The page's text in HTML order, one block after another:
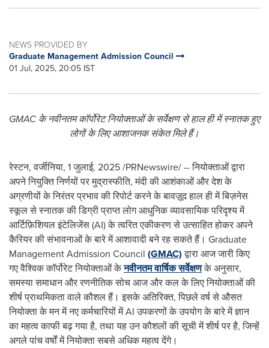
NEWS PROVIDED BY
Graduate Management Admission Council
01 Jul, 2025, 20:05 IST
GMAC के नवीनतम कॉर्पोरेट नियोक्ताओं के सर्वेक्षण से हाल ही में स्नातक हुए
लोगों के लिए आशाजनक संकेत मिले हैं।
रेस्टन, वर्जीनिया, 1 जुलाई, 2025/PRNewswire/ -- नियोक्ताओं द्वारा
अपने नियुक्ति निर्णयों पर मुद्रास्फीति, मंदी की आशंकाओं और देश के
अग्रणीयों के निरंतर प्रभाव की रिपोर्ट करने के बावज़ूद हाल ही में बिज़नेस
स्कूल से स्नातक की डिग्री प्राप्त लोग आधुनिक व्यावसायिक परिदृश्य में
आर्टिफ़िशियल इंटेलिजेंस (AI) के त्वरित एकीकरण से उत्साहित होकर अपने
कैरियर की संभावनाओं के बारे में आशावादी बने रह सकते हैं। Graduate
Management Admission Council (GMAC)द्वारा आज जारी किए
गए वैश्विक कॉर्पोरेट नियोक्ताओं केनवीनतम वार्षिक सर्वेक्षणके अनुसार,
समस्या समाधान और रणनीतिक सोच आज और कल के लिए नियोक्ताओं की
शीर्ष प्राथमिकता वाले कौशल हैं। इसके अतिरिक्त, पिछले वर्ष से औसत
नियोक्ता के मन में नए कर्मचारियों में AI उपकरणों के उपयोग के बारे में ज्ञान
का महत्व काफी बढ़ गया है, तथा यह उन कौशलों की सूची में शीर्ष पर है, जिन्हें
अगले पांच वर्षों में नियोक्ता सबसे अधिक महत्व देंगे।